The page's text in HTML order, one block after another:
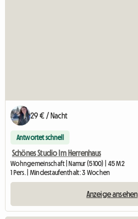
29 € / Nacht
Antwortet schnell
Schönes Studio Im Herrenhaus
Wohngemeinschaft | Namur (5100) | 45 M2
1 Pers. | Mindestaufenthalt: 3 Wochen
Anzeige ansehen